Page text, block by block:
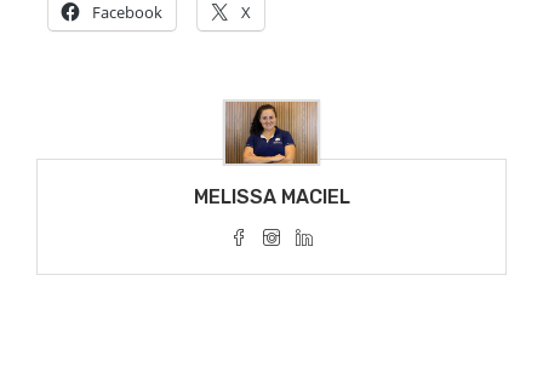
Facebook X
MELISSA MACIEL